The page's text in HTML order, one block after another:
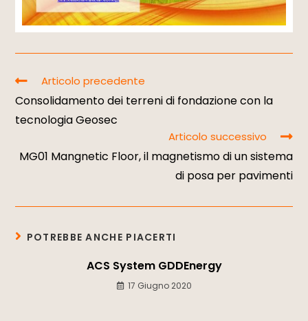
Articolo precedente
Consolidamento dei terreni di fondazione con la
tecnologia Geosec
Articolo successivo
MG01 Mangnetic Floor, il magnetismo di un sistema
di posa per pavimenti
POTREBBE ANCHE PIACERTI
ACS System GDDEnergy
17 Giugno 2020